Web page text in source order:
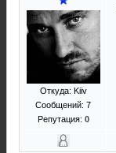
Откуда: Kiiv
Сообщений: 7
Репутация: 0